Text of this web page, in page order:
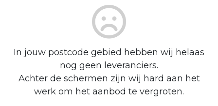
In jouw postcode gebied hebben wij helaas
nog geen leveranciers.
Achter de schermen zijn wij hard aan het
werk om het aanbod te vergroten.